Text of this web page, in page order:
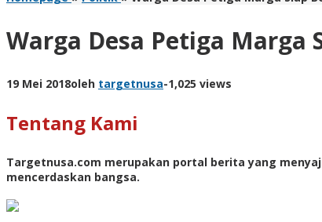
Warga Desa Petiga Marga
19 Mei 2018oleh targetnusa-1,025 views
Tentang Kami
Targetnusa.com merupakan portal berita yang
mencerdaskan bangsa.